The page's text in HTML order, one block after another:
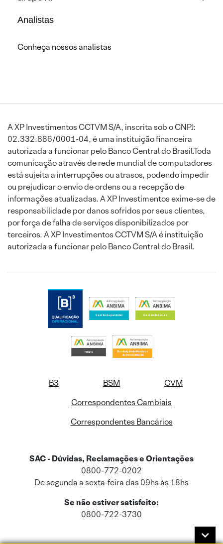
Analistas
Conheça nossos analistas
A XP Investimentos CCTVM S/A, inscrita sob o CNPJ:
02.332.886/0001-04, é uma instituição financeira
autorizada a funcionar pelo Banco Central do Brasil.Toda
comunicação através de rede mundial de computadores
está sujeita a interrupções ou atrasos, podendo impedir
ou prejudicar o envio de ordens ou a recepção de
informações atualizadas. A XP Investimentos exime-se de
responsabilidade por danos sofridos por seus clientes,
por força de falha de serviços disponibilizados por
terceiros. A XP Investimentos CCTVM S/A é instituição
autorizada a funcionar pelo Banco Central do Brasil.
B3 BSM
CVM
Correspondentes Cambiais
Correspondentes Bancários
SAC - Dúvidas, Reclamações e Orientações
0800-772-0202
De segunda a sexta-feira das 09hs às 18hs
Se não estiver satisfeito:
0800-722-3730